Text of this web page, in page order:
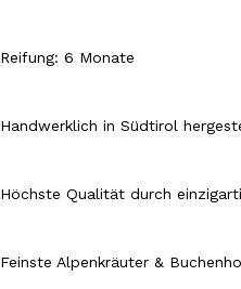
Reifung: 6 Monate
Handwerklich in Südtirol
Höchste Qualität durch
Feinste Alpenkräuter &